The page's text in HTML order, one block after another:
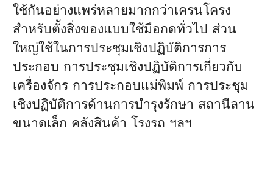
ใช้กันอย่างแพร่หลายมากกว่าเครนโครง
สำหรับตั้งสิ่งของแบบใช้มือกดทั่วไป ส่วน
ใหญ่ใช้ในการประชุมเชิงปฏิบัติการการ
ประกอบ การประชุมเชิงปฏิบัติการเกี่ยวกับ
เครื่องจักร การประกอบแม่พิมพ์ การประชุม
เชิงปฏิบัติการด้านการบำรุงรักษา สถานีลาน
ขนาดเล็ก คลังสินค้า โรงรถ ฯลฯ